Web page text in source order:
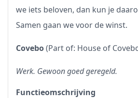
we iets beloven, dan kun je
Samen gaan we voor de winst.
Covebo(Part of: House of
Werk. Gewoon goed geregeld.
Functieomschrijving